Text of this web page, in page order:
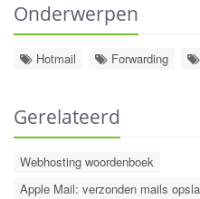
Onderwerpen
Hotmail Forwarding
Gerelateerd
Webhosting woordenboek
Apple Mail: verzonden mails